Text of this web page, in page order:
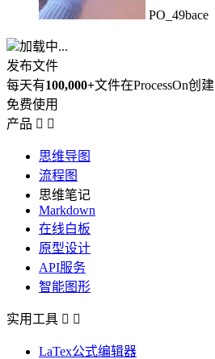
PO_49bace
加载中...
发布文件
每天有100,000+文件在ProcessOn创建
免费使用
产品  
思维导图
流程图
思维笔记
Markdown
在线白板
原型设计
API服务
智能图形
实用工具  
LaTex公式编辑器